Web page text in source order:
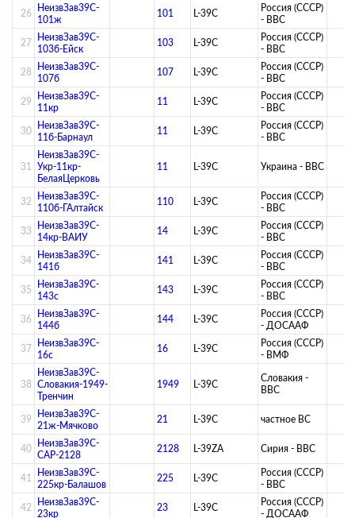
26 НеизвЗав39C-
101ж
101 L-39C
Россия (СССР)
- ВВС
27 НеизвЗав39C-
103б-Ейск
103 L-39C
Россия (СССР)
- ВВС
28
НеизвЗав39C-
107б
107 L-39C
Россия (СССР)
- ВВС
29
НеизвЗав39C-
11кр
11 L-39C
Россия (СССР)
- ВВС
30 НеизвЗав39C-
11б-Барнаул
11 L-39C
Россия (СССР)
- ВВС
31
НеизвЗав39C-
Укр-11кр-
БелаяЦерковь
11 L-39C Украина - ВВС
32
НеизвЗав39C-
110б-ГАлтайск
110 L-39C
Россия (СССР)
- ВВС
33
НеизвЗав39C-
14кр-ВАИУ
14 L-39C
Россия (СССР)
- ВВС
34 НеизвЗав39C-
141б
141 L-39C
Россия (СССР)
- ВВС
35
НеизвЗав39C-
143с
143 L-39C
Россия (СССР)
- ВВС
36 НеизвЗав39C-
144б
144 L-39C
Россия (СССР)
- ДОСААФ
37 НеизвЗав39C-
16с
16 L-39C
Россия (СССР)
- ВМФ
38
НеизвЗав39C-
Словакия-1949-
Тренчин
1949 L-39C
Словакия -
ВВС
39
НеизвЗав39C-
21ж-Мячково
21 L-39C ­частное ВС­
40 НеизвЗав39C-
САР-2128
2128 L-39ZA Сирия - ВВС
41
НеизвЗав39C-
225кр-Балашов
225 L-39C
Россия (СССР)
- ВВС
42
НеизвЗав39C-
23кр
23 L-39C
Россия (СССР)
- ДОСААФ